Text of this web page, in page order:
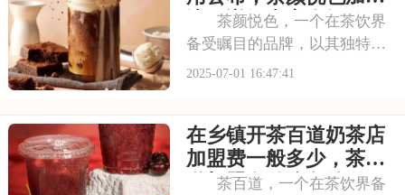
间711店铺都
流程详解内容介绍
茶颜悦色，一个在茶饮界
备受瞩目的品牌，以其独特的
中式茶饮风格和深厚的文化底
的装修风格和温馨的氛围让人
仿佛穿越时空，感受到浓厚的
茶文化。每一款茶饮
2025-07-01 16:47:41
在乡镇开茶百道奶茶店
加盟费一般多少，茶百
道加盟有什么条件吗
茶百道，一个在茶饮界备